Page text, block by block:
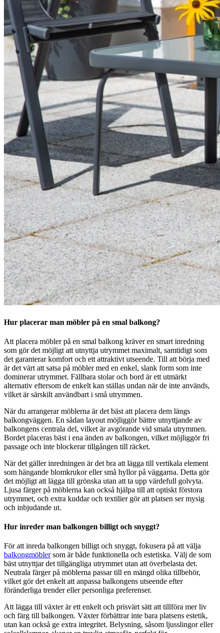
Hur placerar man möbler på en smal balkong?
Att placera möbler på en smal balkong kräver en smart inredning
som gör det möjligt att utnyttja utrymmet maximalt, samtidigt som
det garanterar komfort och ett attraktivt utseende. Till att börja med
är det värt att satsa på möbler med en enkel, slank form som inte
dominerar utrymmet. Fällbara stolar och bord är ett utmärkt
alternativ eftersom de enkelt kan ställas undan när de inte används,
vilket är särskilt användbart i små utrymmen.
När du arrangerar möblerna är det bäst att placera dem längs
balkongväggen. En sådan layout möjliggör bättre utnyttjande av
balkongens centrala del, vilket är avgörande vid smala utrymmen.
Bordet placeras bäst i ena änden av balkongen, vilket möjliggör fri
passage och inte blockerar tillgången till räcket.
När det gäller inredningen är det bra att lägga till vertikala element
som hängande blomkrukor eller små hyllor på väggarna. Detta gör
det möjligt att lägga till grönska utan att ta upp värdefull golvyta.
Ljusa färger på möblerna kan också hjälpa till att optiskt förstora
utrymmet, och extra kuddar och textilier gör att platsen ser mysig
och inbjudande ut.
Hur inreder man balkongen billigt och snyggt?
För att inreda balkongen billigt och snyggt, fokusera på att välja
balkongmöblersom är både funktionella och estetiska. Välj de som
bäst utnyttjar det tillgängliga utrymmet utan att överbelasta det.
Neutrala färger på möblerna passar till en mängd olika tillbehör,
vilket gör det enkelt att anpassa balkongens utseende efter
föränderliga trender eller personliga preferenser.
Att lägga till växter är ett enkelt och prisvärt sätt att tillföra mer liv
och färg till balkongen. Växter förbättrar inte bara platsens estetik,
utan kan också ge extra integritet. Belysning, såsom ljusslingor eller